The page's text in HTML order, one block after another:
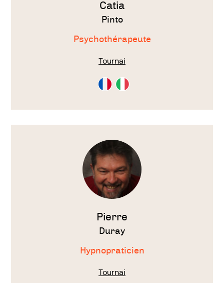
Catia
Pinto
Psychothérapeute
Tournai
Consultation
en
Consultation
en
Voir
Pierre
Duray
Hypnopraticien
Tournai